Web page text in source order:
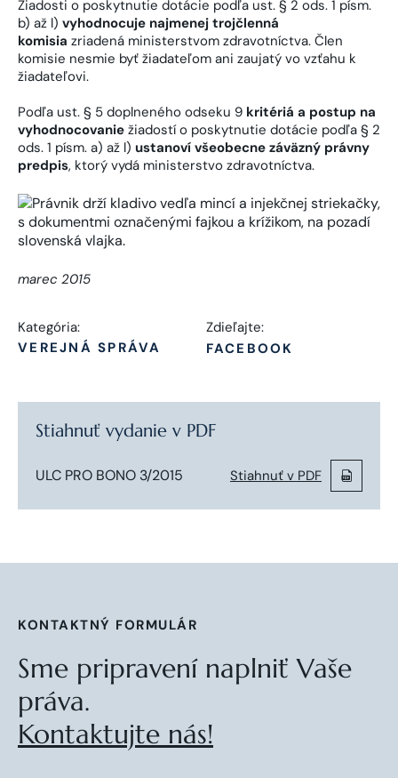
Žiadosti o poskytnutie dotácie podľa ust. § 2 ods. 1 písm.
b) až l) vyhodnocuje najmenej trojčlenná
komisia zriadená ministerstvom zdravotníctva. Člen
komisie nesmie byť žiadateľom ani zaujatý vo vzťahu k
žiadateľovi.
Podľa ust. § 5 doplneného odseku 9 kritériá a postup na
vyhodnocovanie žiadostí o poskytnutie dotácie podľa § 2
ods. 1 písm. a) až l) ustanoví všeobecne záväzný právny
predpis, ktorý vydá ministerstvo zdravotníctva.
marec 2015
Kategória:
VEREJNÁ SPRÁVA
Zdieľajte:
FACEBOOK
Stiahnuť vydanie v PDF
ULC PRO BONO 3/2015 Stiahnuť v PDF
KONTAKTNÝ FORMULÁR
Sme pripravení naplniť Vaše
práva.
Kontaktujte nás!